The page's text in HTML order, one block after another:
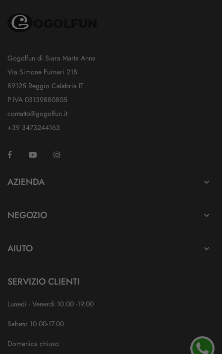
Gogolfun di Siara Marta Anna
Via Simone Furnari 21B
89125 Reggio Calabria IT
P.IVA 03139880805
contatto@gogolfun.it
+39 3473244163
Facebook YouTube
AZIENDA 
NEGOZIO 
AIUTO 
SERVIZIO CLIENTI
Lunedi - Venerdi 10.00 -19.00
Sabato 10.00-17.00
Domenica chiuso